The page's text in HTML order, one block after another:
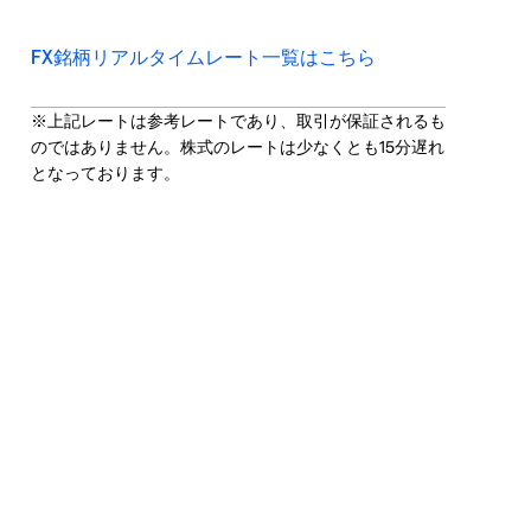
FX銘柄リアルタイムレート一覧はこちら
※上記レートは参考レートであり、取引が保証されるも
のではありません。株式のレートは少なくとも15分遅れ
となっております。